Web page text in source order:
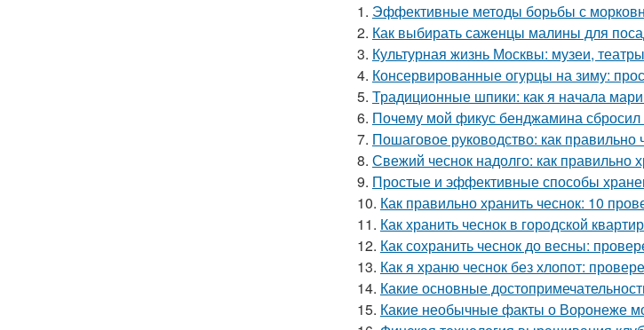
1. Эффективные методы борьбы с
2. Как выбирать саженцы малины для
3. Культурная жизнь Москвы: музеи,
4. Консервированные огурцы на зиму:
5. Традиционные шпики: как я начала
6. Почему мой фикус бенджамина
7. Пошаговое руководство: как правильно
8. Свежий чеснок надолго: как правильно
9. Простые и эффективные способы
10. Как правильно хранить чеснок: 10
11. Как хранить чеснок в городской
12. Как сохранить чеснок до весны:
13. Как я храню чеснок без хлопот:
14. Какие основные
15. Какие необычные факты о Воронеже